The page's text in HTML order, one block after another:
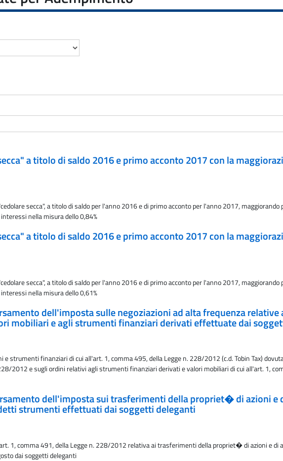
a titolo di saldo 2016 e primo acconto 2017 con la
secca", a titolo di saldo per l'anno 2016 e di primo acconto per l'anno 2017,
nella misura dello 0,84%
a titolo di saldo 2016 e primo acconto 2017 con la
secca", a titolo di saldo per l'anno 2016 e di primo acconto per l'anno 2017,
nella misura dello 0,61%
dell'imposta sulle negoziazioni ad alta frequenza
mobiliari e agli strumenti finanziari derivati effettuate dai
strumenti finanziari di cui all'art. 1, comma 495, della Legge n. 228/2012 (c.d. Tobin Tax)
2012 e sugli ordini relativi agli strumenti finanziari derivati e valori mobiliari di cui all'art. 1,
dell'imposta sui trasferimenti della propriet� di azioni
strumenti effettuati dai soggetti deleganti
1, comma 491, della Legge n. 228/2012 relativa ai trasferimenti della propriet� di azioni e
dai soggetti deleganti